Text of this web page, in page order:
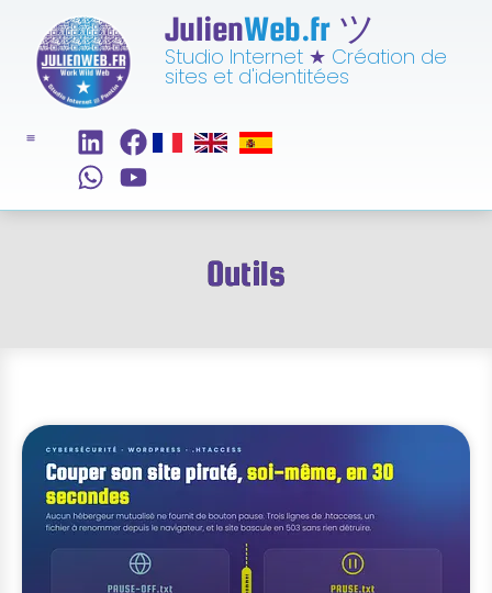
JulienWeb.fr ツ
Studio Internet ★ Création de
sites et d'identitées
Outils